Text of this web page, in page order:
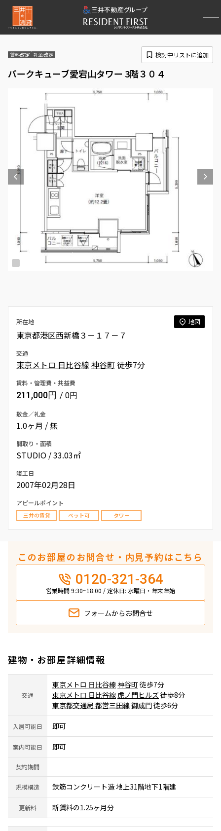
賃料改定 礼金改定
パークキューブ愛宕山タワー 3階３０４
検討中リストに追加
所在地 地図
東京都港区西新橋３－１７－７
交通
東京メトロ 日比谷線 神谷町徒歩7分
賃料・管理費・共益費
211,000円 / 0円
敷金／礼金
1.0ヶ月 / 無
間取り・面積
STUDIO / 33.03㎡
竣工日
2007年02月28日
アピールポイント
三井の賃貸 ペット可 タワー
このお部屋のお問合せ・内見予約はこちら
0120-321-364
営業時間 9:30~18:00 / 定休日: 水曜日・年末年始
フォームから お問合せ
建物・お部屋詳細情報
交通
東京メトロ 日比谷線神谷町 徒歩7分
東京メトロ 日比谷線 虎ノ門ヒルズ徒歩8分
東京都交通局 都営三田線御成門徒歩6分
入居可能日 即可
案内可能日 即可
契約期間
規模構造 鉄筋コンクリート造 地上31階地下1階建
更新料 新賃料の1.25ヶ月分